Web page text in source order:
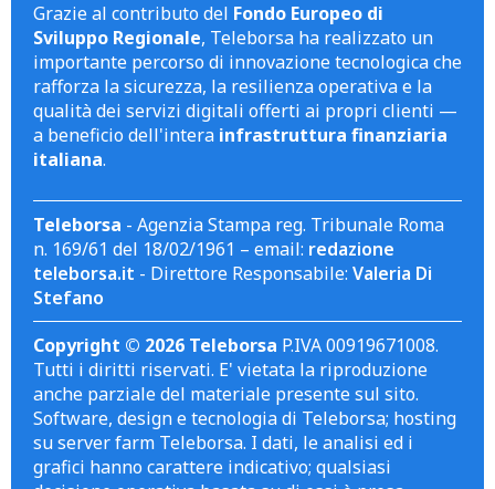
Grazie al contributo del Fondo Europeo di
Sviluppo Regionale, Teleborsa ha realizzato un
importante percorso di innovazione tecnologica che
rafforza la sicurezza, la resilienza operativa e la
qualità dei servizi digitali offerti ai propri clienti —
a beneficio dell'intera infrastruttura finanziaria
italiana.
Teleborsa - Agenzia Stampa reg. Tribunale Roma
n. 169/61 del 18/02/1961 – email: redazione
teleborsa.it - Direttore Responsabile: Valeria Di
Stefano
Copyright © 2026 Teleborsa P.IVA 00919671008.
Tutti i diritti riservati. E' vietata la riproduzione
anche parziale del materiale presente sul sito.
Software, design e tecnologia di Teleborsa; hosting
su server farm Teleborsa. I dati, le analisi ed i
grafici hanno carattere indicativo; qualsiasi